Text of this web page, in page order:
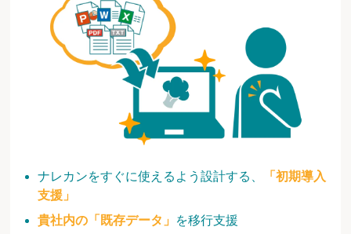
ナレカンをすぐに使えるよう設計する、
「初期導入
支援」
貴社内の「既存データ」 を移行支援